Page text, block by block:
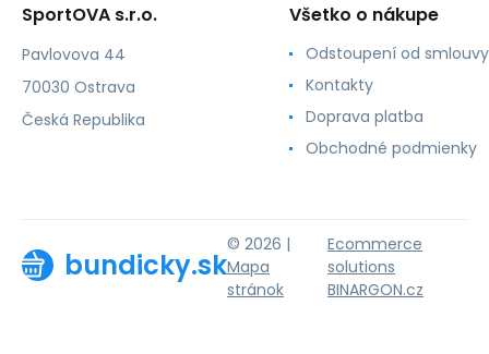
SportOVA s.r.o.
Pavlovova 44
70030 Ostrava
Česká Republika
Všetko o nákupe
Odstoupení od smlouvy
Kontakty
Doprava platba
Obchodné podmienky
bundicky.sk
© 2026 |
Mapa
stránok
Ecommerce
solutions
BINARGON.cz